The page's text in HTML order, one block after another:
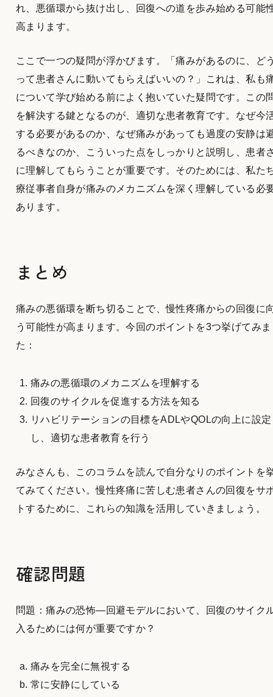
れ、悪循環から抜け出し、回復への道を歩み始める可能
高まります。
ここで一つの疑問が浮かびます。「痛みがあるのに、ど
って患者さんに動いてもらえばいいの？」これは、私も
について学び始める前によく抱いていた疑問です。この
を解決する鍵となるのが、適切な患者教育です。なぜ今
する必要があるのか、なぜ痛みがあっても過度の安静は
るべきなのか、こういった点をしっかりと説明し、患者
に理解してもらうことが重要です。そのためには、私た
療従事者自身が痛みのメカニズムを深く理解している必
あります。
まとめ
痛みの悪循環を断ち切ることで、慢性疼痛からの回復に
う可能性が高まります。今回のポイントを3つ挙げてみ
た：
痛みの悪循環のメカニズムを理解する
回復のサイクルを促進する方法を知る
リハビリテーションの目標をADLやQOLの向上に設定
し、適切な患者教育を行う
みなさんも、このコラムを読んで自分なりのポイントを
てみてください。慢性疼痛に苦しむ患者さんの回復をサ
トするために、これらの知識を活用していきましょう。
確認問題
問題：痛みの恐怖―回避モデルにおいて、回復のサイク
入るためには何が重要ですか？
痛みを完全に無視する
常に安静にしている